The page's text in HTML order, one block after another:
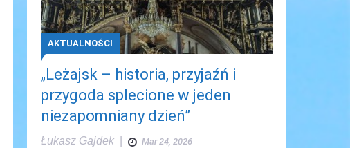
AKTUALNOŚCI
„Leżajsk – historia, przyjaźń i
przygoda splecione w jeden
niezapomniany dzień”
Łukasz Gajdek Mar 24, 2026